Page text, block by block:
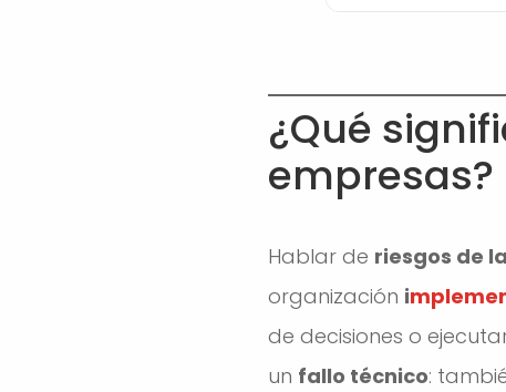
¿Qué
empresas?
Hablar de riesgos de
organización i
de decisiones o
un fallo técnico: